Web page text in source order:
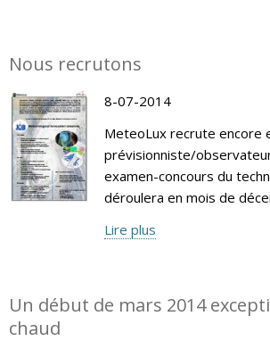
Nous recrutons
8-07-2014
MeteoLux recrute encore
prévisionniste/
examen-concours du
déroulera en mois de
Lire plus
Un début de mars 2014
chaud